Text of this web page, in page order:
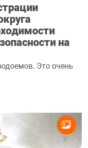
на
Это очень